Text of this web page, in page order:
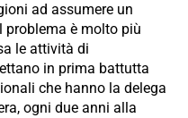
ad assumere un
è molto più
le attività di
in prima battutta
che hanno la delega
ogni due anni alla